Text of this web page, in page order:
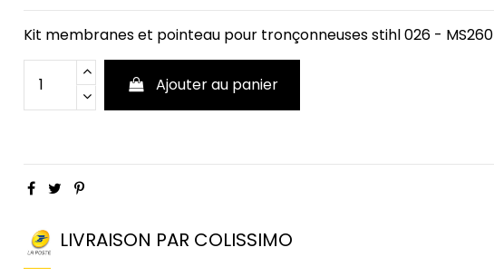
Kit membranes et pointeau pour tronçonneuses stihl 026 - MS260
Ajouter au panier
LIVRAISON PAR COLISSIMO